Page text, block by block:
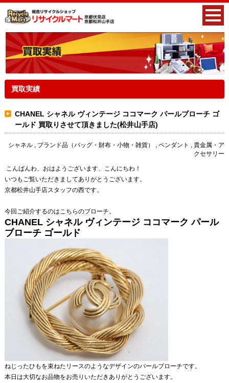
買取実績
CHANEL シャネル ヴィンテージ ココマーク パールブローチ ゴ
ールド 買取りさせて頂きました(松井山手店)
シャネル , ブランド品（バッグ・財布・小物・雑貨） , ペンダント , 貴金属・ア
クセサリー
こんばんわ、おはようございます、こんにちわ！
いつもご覧いただきましてありがとうございます。
京都松井山手店スタッフの西です。
今回ご紹介するのはこちらのブローチ。
CHANEL シャネル ヴィンテージ ココマーク パール
ブローチ ゴールド
ねじったひもを束ねたリースのようなデザインのパールブローチです。
本日は大切なお品物をお売りいただきありがとうございます。